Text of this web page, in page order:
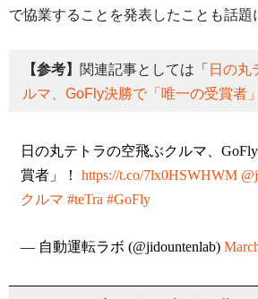
で協業することを発表したことも話題
【参考】 関連記事としては「 日の丸
ルマ、GoFly決勝で「唯一の受賞者
日の丸テトラの空飛ぶクルマ、
賞者」！ https://t.co/7lx0HSWHWM
クルマ #teTra #GoFly
— 自動運転ラボ (@jidountenlab)